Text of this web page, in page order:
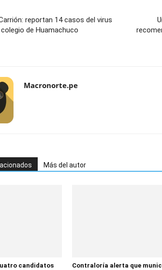
reportan 14 casos del virus
de Huamachuco
Macronorte.pe
Más del autor
candidatos
Contraloría alerta que